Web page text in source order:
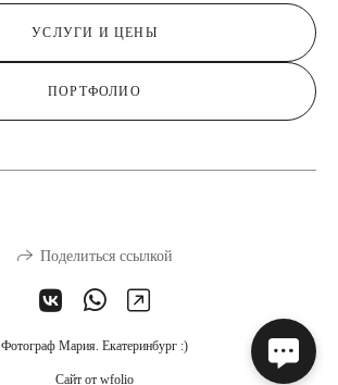
УСЛУГИ И ЦЕНЫ
ПОРТФОЛИО
Поделиться ссылкой
Фотограф Мария. Екатеринбург :)
Сайт от wfolio